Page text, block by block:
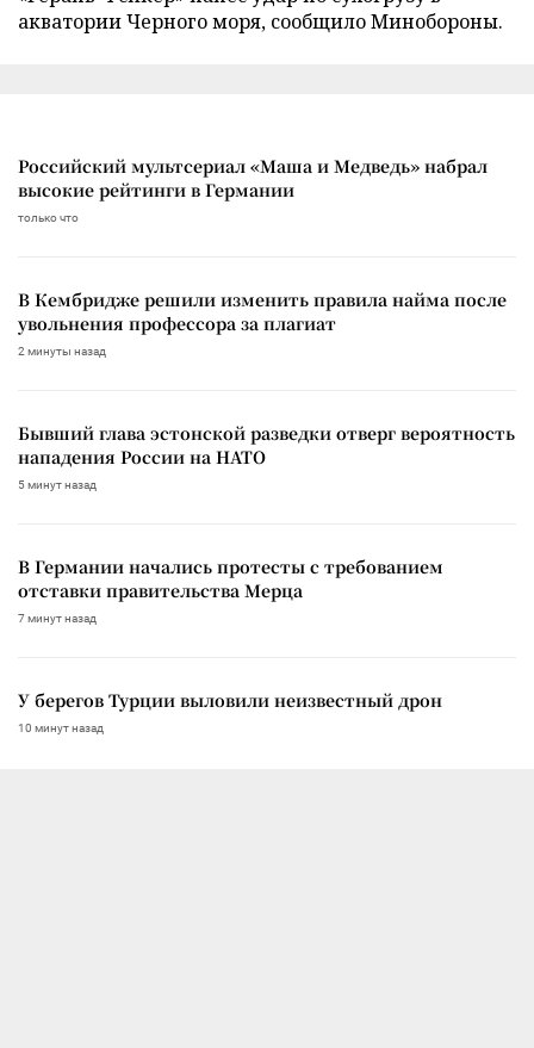
акватории Черного моря, сообщило Минобороны.
Российский мультсериал «Маша и Медведь» набрал
высокие рейтинги в Германии
только что
В Кембридже решили изменить правила найма после
увольнения профессора за плагиат
2 минуты назад
Бывший глава эстонской разведки отверг вероятность
нападения России на НАТО
5 минут назад
В Германии начались протесты с требованием
отставки правительства Мерца
7 минут назад
У берегов Турции выловили неизвестный дрон
10 минут назад